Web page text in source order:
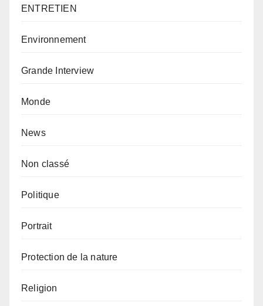
ENTRETIEN
Environnement
Grande Interview
Monde
News
Non classé
Politique
Portrait
Protection de la nature
Religion